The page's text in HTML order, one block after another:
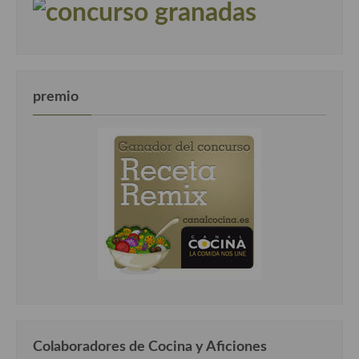
premio
Colaboradores de Cocina y Aficiones